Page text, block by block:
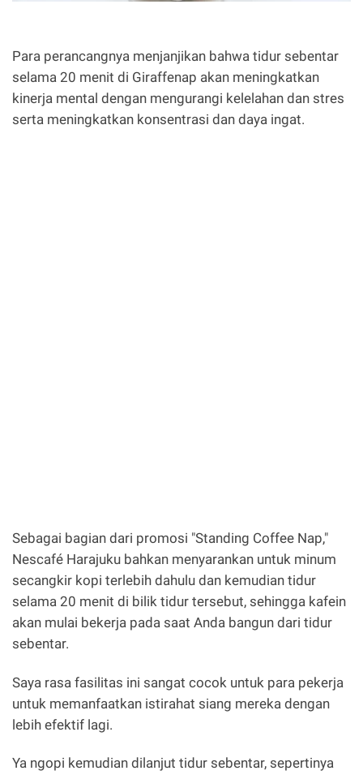
Para perancangnya menjanjikan bahwa tidur sebentar
selama 20 menit di Giraffenap akan meningkatkan
kinerja mental dengan mengurangi kelelahan dan stres
serta meningkatkan konsentrasi dan daya ingat.
Sebagai bagian dari promosi "Standing Coffee Nap,"
Nescafé Harajuku bahkan menyarankan untuk minum
secangkir kopi terlebih dahulu dan kemudian tidur
selama 20 menit di bilik tidur tersebut, sehingga kafein
akan mulai bekerja pada saat Anda bangun dari tidur
sebentar.
Saya rasa fasilitas ini sangat cocok untuk para pekerja
untuk memanfaatkan istirahat siang mereka dengan
lebih efektif lagi.
Ya ngopi kemudian dilanjut tidur sebentar, sepertinya